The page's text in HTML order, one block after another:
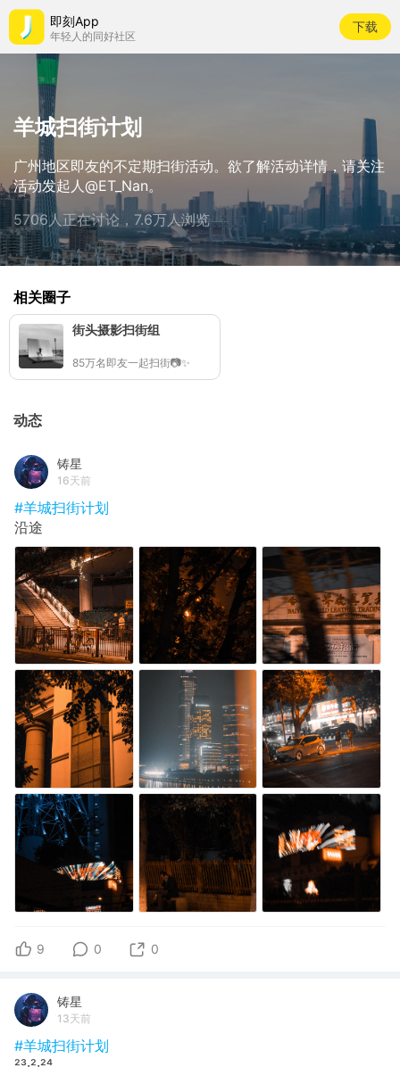
即刻App
年轻人的同好社区
下载
羊城扫街计划
广州地区即友的不定期扫街活动。欲了解活动详情，请关注
活动发起人@ET_Nan。
5706人正在讨论，7.6万人浏览
相关圈子
街头摄影扫街组
85万名即友一起扫街📷✨
动态
铸星
16天前
#羊城扫街计划
沿途
9 0 0
铸星
13天前
#羊城扫街计划
²³·²·²⁴